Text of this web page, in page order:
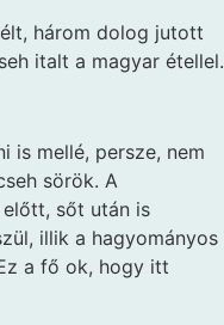
három dolog jutott
italt a magyar étellel.
is mellé, persze, nem
sörök. A
előtt, sőt után is
illik a hagyományos
a fő ok, hogy itt